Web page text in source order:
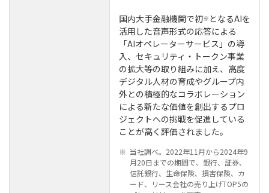
国内大手金融機関で初※ となるAIを
活用した音声形式の応答による
「AIオペレーターサービス」の導
入、セキュリティ・トークン事業
の拡大等の取り組みに加え、高度
デジタル人材の育成やグループ内
外との積極的なコラボレーション
による新たな価値を創出するプロ
ジェクトへの挑戦を促進している
ことが高く評価されました。
※ 当社調べ。2022年11月から2024年9
月20日までの期間で、銀行、証券、
信託銀行、生命保険、損害保険、カ
ード、リース会社の売り上げTOP5の